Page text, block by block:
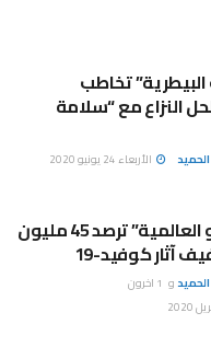
تخاطب
النزاع مع “سلامة
الأربعاء 24 يونيو 2020
“بيبسيكو العالمية” ترصد 45 مليون
آثار كوفيد-19
و 1 اخرون